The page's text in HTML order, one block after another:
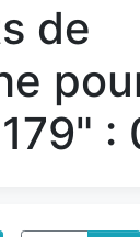
de
: